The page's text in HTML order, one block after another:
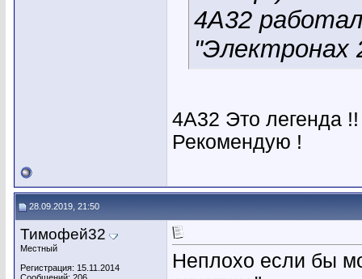
4А32
"Электронах
4А32 Это легенда
Рекомендую !
28.09.2019, 21:50
Тимофей32
Местный
Регистрация: 15.11.2014
Неплохо если бы